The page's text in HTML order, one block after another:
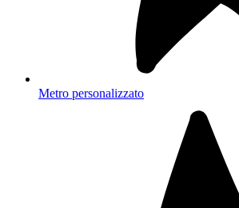
Metro personalizzato